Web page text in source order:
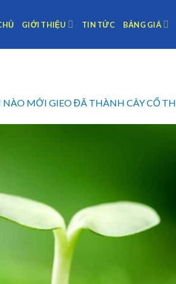
GIỚI THIỆU TIN TỨC BẢNG GIÁ
MỚI GIEO ĐÃ THÀNH CÂY CỔ